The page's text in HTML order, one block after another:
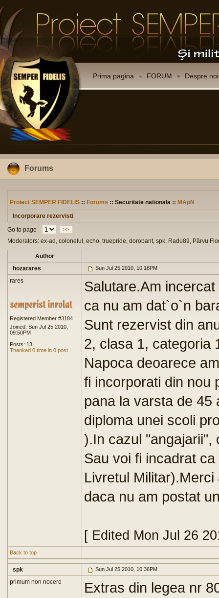
Prima pagina FORUM Despre noi
Forums
Proiect SEMPER FIDELIS :: Forums :: Securitate nationala :: MApN
Incorporare rezervisti
Go to page
>>
Moderators: ex-ad, colonelul, echo, truepride, dorobant, spk, Radu89, Pârvu
Author
hozarares
Sun Jul 25 2010, 10:18PM
rares
Registered Member #3184
Joined: Sun Jul 25 2010,
09:50PM
Posts: 13
Thanked 0 time in 0 post
Salutare.Am
ca nu am dat`o`n
Sunt rezervist din
2, clasa 1, categoria
Napoca deoarece
fi incorporati din nou
pana la varsta de
diploma unei scoli
).In cazul "angajarii",
Sau voi fi incadrat
Livretul
daca nu am postat
[ Edited Mon Jul 26
Back to top
spk Sun Jul 25 2010, 10:36PM
primum non nocere
Extras din legea nr